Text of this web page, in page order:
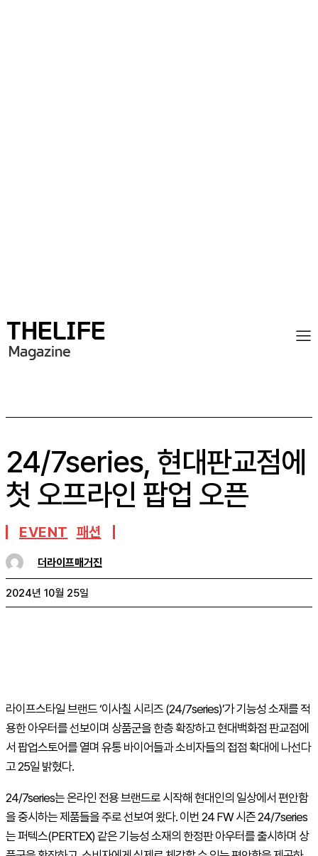
24/7series, 현대판교점에
첫 오프라인 팝업 오픈
EVENT 패션
더라이프매거진
2024년 10월 25일
라이프스타일 브랜드 ‘이사칠 시리즈 (24/7series)’가 기능성 소재를 적
용한 아우터를 선보이며 상품군을 한층 확장하고 현대백화점 판교점에
서 팝업스토어를 열며 유통 바이어들과 소비자들의 접점 확대에 나선다
고 25일 밝혔다.
24/7series는 온라인 전용 브랜드로 시작해 현대인의 일상에서 편안함
을 중시하는 제품들을 주로 선보여 왔다. 이번 24 FW 시즌 24/7series
는 퍼텍스(PERTEX) 같은 기능성 소재의 한정판 아우터를 출시하며 상